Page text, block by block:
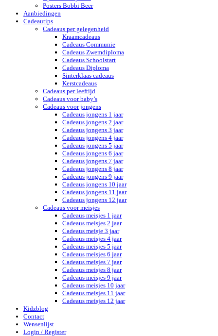
Posters Bobbi Beer
Aanbiedingen
Cadeautips
Cadeaus per gelegenheid
Kraamcadeaus
Cadeaus Communie
Cadeaus Zwemdiploma
Cadeaus Schoolstart
Cadeaus Diploma
Sinterklaas cadeaus
Kerstcadeaus
Cadeaus per leeftijd
Cadeaus voor baby’s
Cadeaus voor jongens
Cadeaus jongens 1 jaar
Cadeaus jongens 2 jaar
Cadeaus jongens 3 jaar
Cadeaus jongens 4 jaar
Cadeaus jongens 5 jaar
Cadeaus jongens 6 jaar
Cadeaus jongens 7 jaar
Cadeaus jongens 8 jaar
Cadeaus jongens 9 jaar
Cadeaus jongens 10 jaar
Cadeaus jongens 11 jaar
Cadeaus jongens 12 jaar
Cadeaus voor meisjes
Cadeaus meisjes 1 jaar
Cadeaus meisjes 2 jaar
Cadeaus meisje 3 jaar
Cadeaus meisjes 4 jaar
Cadeaus meisjes 5 jaar
Cadeaus meisjes 6 jaar
Cadeaus meisjes 7 jaar
Cadeaus meisjes 8 jaar
Cadeaus meisjes 9 jaar
Cadeaus meisjes 10 jaar
Cadeaus meisjes 11 jaar
Cadeaus meisjes 12 jaar
Kidzblog
Contact
Wensenlijst
Login / Register